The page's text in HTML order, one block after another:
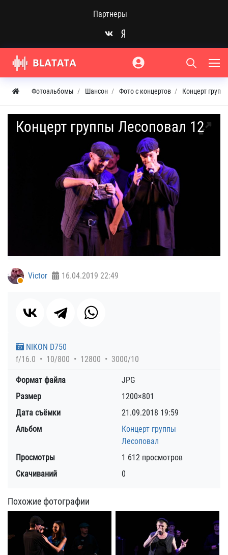
Партнеры
Фотоальбомы Шансон Фото с концертов Концерт
Концерт группы Лесоповал 12
Victor 16.04.2019 22:49
NIKON D750
f/16.0
10/800 12800 3000/10
Формат файла
JPG
Размер
1200×801
Дата съёмки
21.09.2018 19:59
Альбом
Концерт группы
Лесоповал
Просмотры
1 612 просмотров
Скачиваний
0
Похожие фотографии